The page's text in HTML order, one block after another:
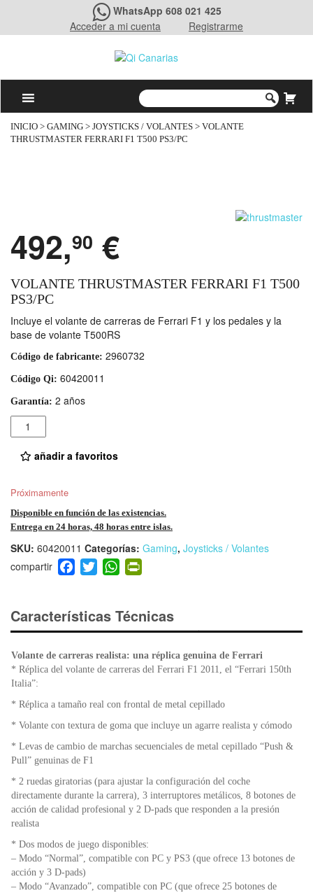
WhatsApp 608 021 425
Acceder a mi cuenta
Registrarme
INICIO > GAMING > JOYSTICKS / VOLANTES > VOLANTE
THRUSTMASTER FERRARI F1 T500 PS3/PC
492,90 €
VOLANTE THRUSTMASTER FERRARI F1 T500
PS3/PC
Incluye el volante de carreras de Ferrari F1 y los pedales y la
base de volante T500RS
Código de fabricante: 2960732
Código Qi: 60420011
Garantía: 2 años
Cantidad
añadir a favoritos
Próximamente
Disponible en función de las existencias.
Entrega en 24 horas, 48 horas entre islas.
SKU: 60420011 Categorías: Gaming, Joysticks / Volantes
F
a
e
b
o
o
T
wi
er
W
h
s
A
p
p
ri
e
n
dl
Características Técnicas
Volante de carreras realista: una réplica genuina de Ferrari
* Réplica del volante de carreras del Ferrari F1 2011, el “Ferrari 150th
Italia”:
* Réplica a tamaño real con frontal de metal cepillado
* Volante con textura de goma que incluye un agarre realista y cómodo
* Levas de cambio de marchas secuenciales de metal cepillado “Push &
Pull” genuinas de F1
* 2 ruedas giratorias (para ajustar la configuración del coche
directamente durante la carrera), 3 interruptores metálicos, 8 botones de
acción de calidad profesional y 2 D-pads que responden a la presión
realista
* Dos modos de juego disponibles:
– Modo “Normal”, compatible con PC y PS3 (que ofrece 13 botones de
acción y 3 D-pads)
– Modo “Avanzado”, compatible con PC (que ofrece 25 botones de